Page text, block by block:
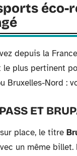
éco-
depuis la
plus pertinent
Bruxelles-Nord :
ET
place, le titre
un même